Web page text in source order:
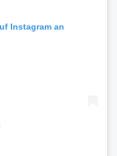
Instagram an